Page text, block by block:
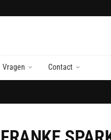
Vragen Contact